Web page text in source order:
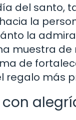
del santo,
la
la
muestra
de
regalo más